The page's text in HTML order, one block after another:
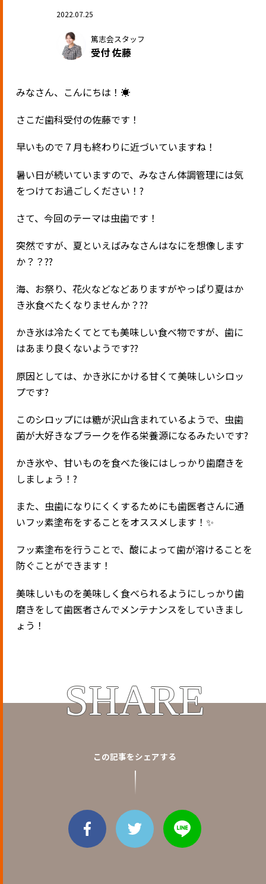
2022.07.25
篤志会スタッフ
受付 佐藤
みなさん、こんにちは！☀️
さこだ歯科受付の佐藤です！
早いもので７月も終わりに近づいていますね！
暑い日が続いていますので、みなさん体調管理には気
をつけてお過ごしください！?
さて、今回のテーマは虫歯です！
突然ですが、夏といえばみなさんはなにを想像します
か？？??
海、お祭り、花火などなどありますがやっぱり夏はか
き氷食べたくなりませんか？??
かき氷は冷たくてとても美味しい食べ物ですが、歯に
はあまり良くないようです??
原因としては、かき氷にかける甘くて美味しいシロッ
プです?
このシロップには糖が沢山含まれているようで、虫歯
菌が大好きなプラークを作る栄養源になるみたいです?
かき氷や、甘いものを食べた後にはしっかり歯磨きを
しましょう！?
また、虫歯になりにくくするためにも歯医者さんに通
いフッ素塗布をすることをオススメします！✨
フッ素塗布を行うことで、酸によって歯が溶けることを
防ぐことができます！
美味しいものを美味しく食べられるようにしっかり歯
磨きをして歯医者さんでメンテナンスをしていきまし
ょう！
SHARE
この記事をシェアする